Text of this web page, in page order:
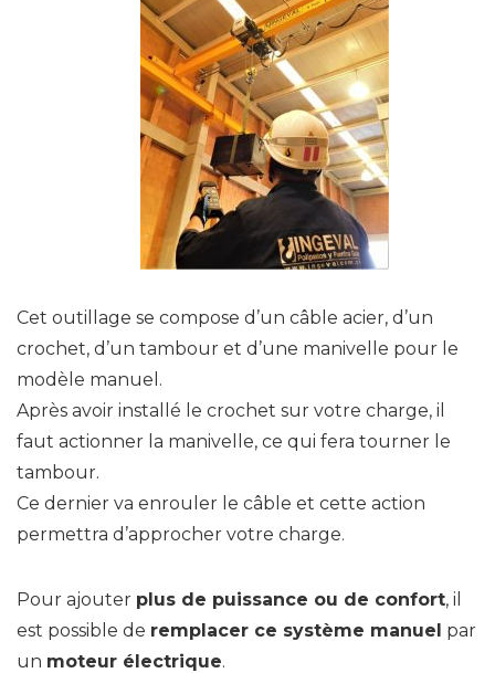
Cet outillage se compose d’un câble acier, d’un
crochet, d’un tambour et d’une manivelle pour le
modèle manuel.
Après avoir installé le crochet sur votre charge, il
faut actionner la manivelle, ce qui fera tourner le
tambour.
Ce dernier va enrouler le câble et cette action
permettra d’approcher votre charge.
Pour ajouter plus de puissance ou de confort, il
est possible de remplacer ce système manuel par
un moteur électrique.